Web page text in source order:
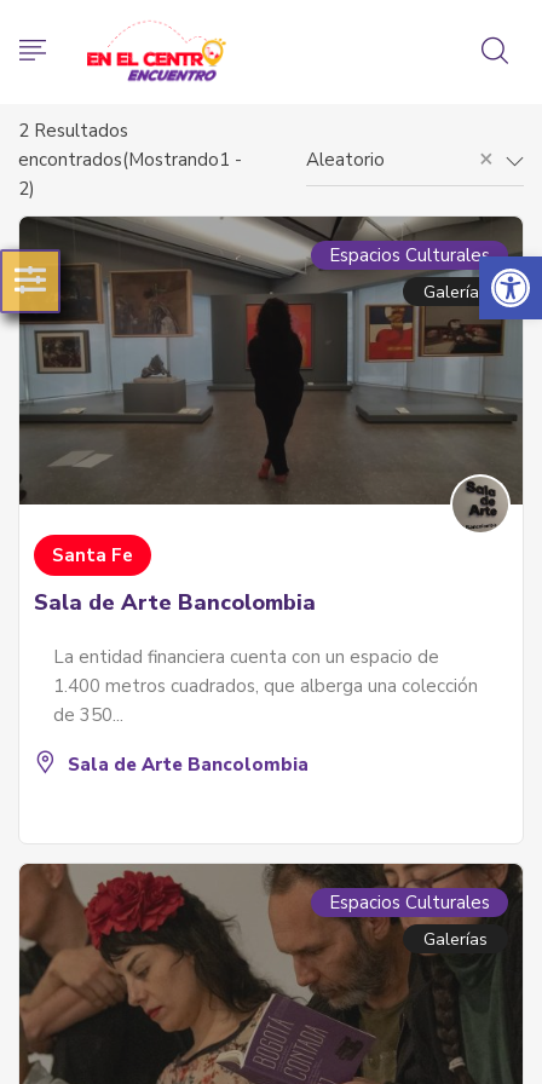
Abrir
2 Resultados
encontrados(Mostrando1 -
2)
×
Aleatorio
Espacios Culturales
Galerías
Santa Fe
Sala de Arte Bancolombia
La entidad financiera cuenta con un espacio de
1.400 metros cuadrados, que alberga una colección
de 350...
Sala de Arte Bancolombia
Espacios Culturales
Galerías